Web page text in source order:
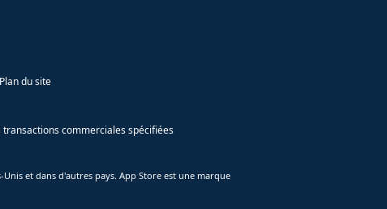
Plan du site
transactions commerciales spécifiées
et dans d'autres pays. App Store est une marque